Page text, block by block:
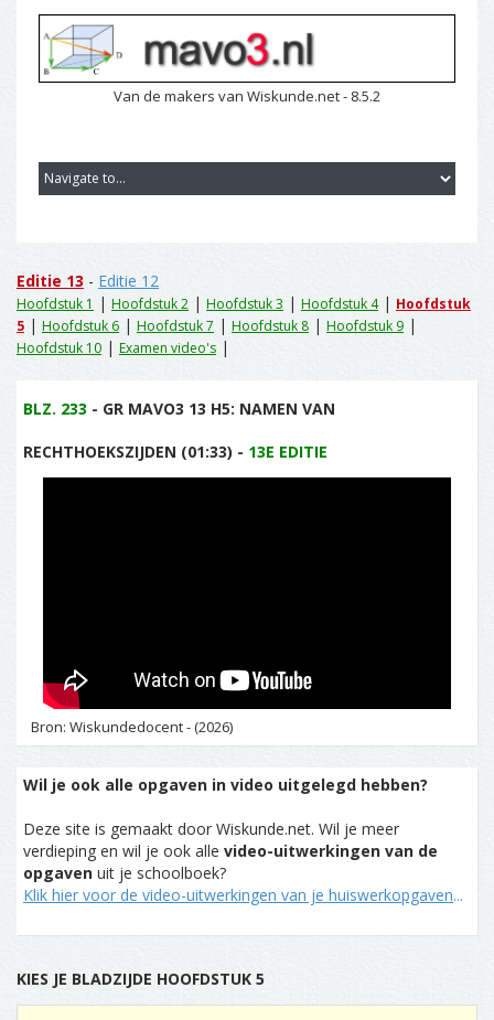
Van de makers van Wiskunde.net - 8.5.2
Editie 13 - Editie 12
Hoofdstuk 1 | Hoofdstuk 2 | Hoofdstuk 3 | Hoofdstuk 4| Hoofdstuk
5 | Hoofdstuk 6 | Hoofdstuk 7 | Hoofdstuk 8 | Hoofdstuk 9 |
Hoofdstuk 10 | Examen video's |
BLZ. 233 - GR MAVO3 13 H5: NAMEN VAN
RECHTHOEKSZIJDEN (01:33) - 13E EDITIE
Bron: Wiskundedocent - (2026)
Wil je ook alle opgaven in video uitgelegd hebben?
Deze site is gemaakt door Wiskunde.net. Wil je meer
verdieping en wil je ook alle video-uitwerkingen van de
opgaven uit je schoolboek?
Klik hier voor de video-uitwerkingen van je huiswerkopgaven...
KIES JE BLADZIJDE HOOFDSTUK 5